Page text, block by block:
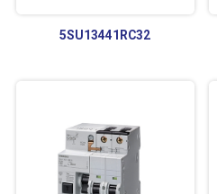
5SU13441RC32